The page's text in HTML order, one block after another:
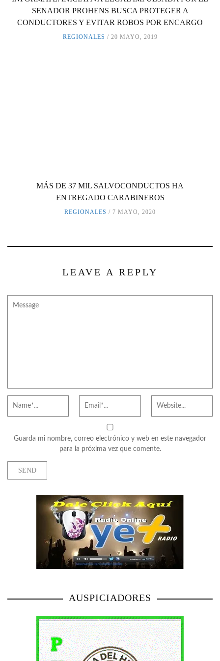
SENADOR PROHENS BUSCA PROTEGER A
CONDUCTORES Y EVITAR ROBOS POR ENCARGO
REGIONALES 20 MAYO, 2019
MÁS DE 37 MIL SALVOCONDUCTOS HA
ENTREGADO CARABINEROS
REGIONALES 7 MAYO, 2020
LEAVE A REPLY
Guarda mi nombre, correo electrónico y web en este navegador
para la próxima vez que comente.
AUSPICIADORES